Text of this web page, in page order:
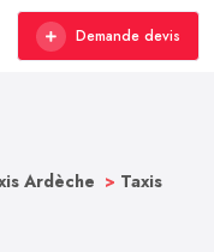
Demande devis
Ardèche > Taxis